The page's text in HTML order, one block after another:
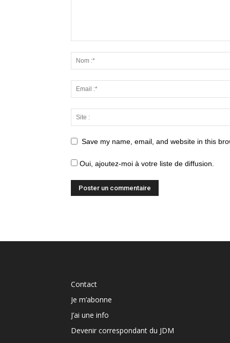
Save my name, email, and website in this
Oui, ajoutez-moi à votre liste de diffusion.
Contact
Je m’abonne
J’ai une info
Devenir correspondant du JDM